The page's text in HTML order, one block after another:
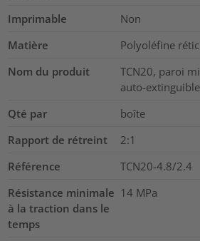
Imprimable
Non
Matière
Polyoléfine
Nom du produit
TCN20, paroi
auto-extinguible
Qté par
boîte
Rapport de rétreint
2:1
Référence
TCN20-4.8/2.4
Résistance minimale
à la traction dans le
temps
14 MPa